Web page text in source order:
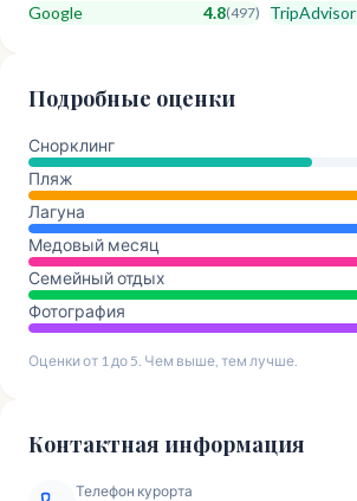
Google 4.8(497) TripAdvisor
Подробные оценки
Снорклинг
Пляж
Лагуна
Медовый месяц
Семейный отдых
Фотография
Оценки от 1 до 5. Чем выше, тем лучше.
Контактная информация
Телефон курорта